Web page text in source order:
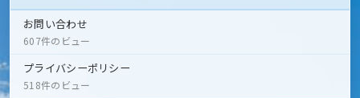
お問い合わせ
607件のビュー
プライバシーポリシー
518件のビュー